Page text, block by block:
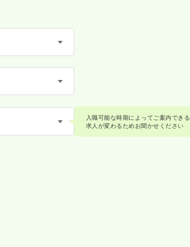
入職可能な時期によってご案内できる
求人が変わるためお聞かせください